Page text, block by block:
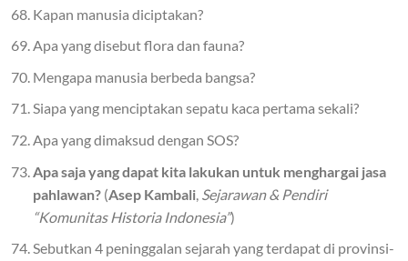
Kapan manusia diciptakan?
Apa yang disebut flora dan fauna?
Mengapa manusia berbeda bangsa?
Siapa yang menciptakan sepatu kaca pertama sekali?
Apa yang dimaksud dengan SOS?
Apa saja yang dapat kita lakukan untuk menghargai jasa
pahlawan?(Asep Kambali, Sejarawan & Pendiri
“Komunitas Historia Indonesia”)
Sebutkan 4 peninggalan sejarah yang terdapat di provinsi-